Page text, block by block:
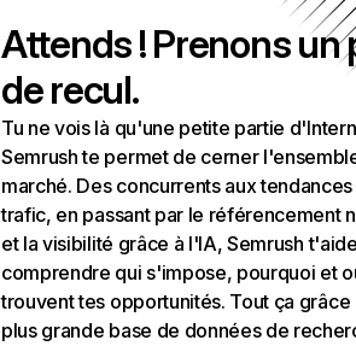
Attends ! Prenons un
de recul.
Tu ne vois là qu'une petite partie
Semrush te permet de cerner
marché. Des concurrents aux
trafic, en passant par le référencement
et la visibilité grâce à l'IA, Semrush
comprendre qui s'impose, pourquoi et
trouvent tes opportunités. Tout ça grâce
plus grande base de données de